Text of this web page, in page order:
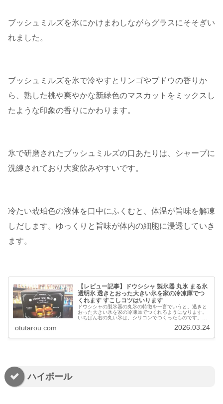
ブッシュミルズを氷にかけまわしながらグラスにそそぎい
れました。
ブッシュミルズを氷で冷やすとリンゴやブドウの香りか
ら、熟した桃や爽やかな新緑色のマスカットをミックスし
たような印象の香りにかわります。
氷で研磨されたブッシュミルズの口あたりは、シャープに
洗練されており大変飲みやすいです。
冷たい琥珀色の液体を口中にふくむと、体温が旨味を解凍
しだします。ゆっくりと旨味が体内の細胞に浸透していき
ます。
【レビュー記事】ドウシシャ 製氷器 丸氷 まる氷
透明氷 透きとおった大きい氷を家の冷凍庫でつ
くれます すこしコツはいります
ドウシシャの製氷器の丸氷の特徴を一言でいうと。透きと
おった大きい氷を家の冷凍庫でつくれるようになります。
いちばん右の丸い氷は、シリコンでつくったものです。お
otutarou.com 2026.03.24
ハイボール